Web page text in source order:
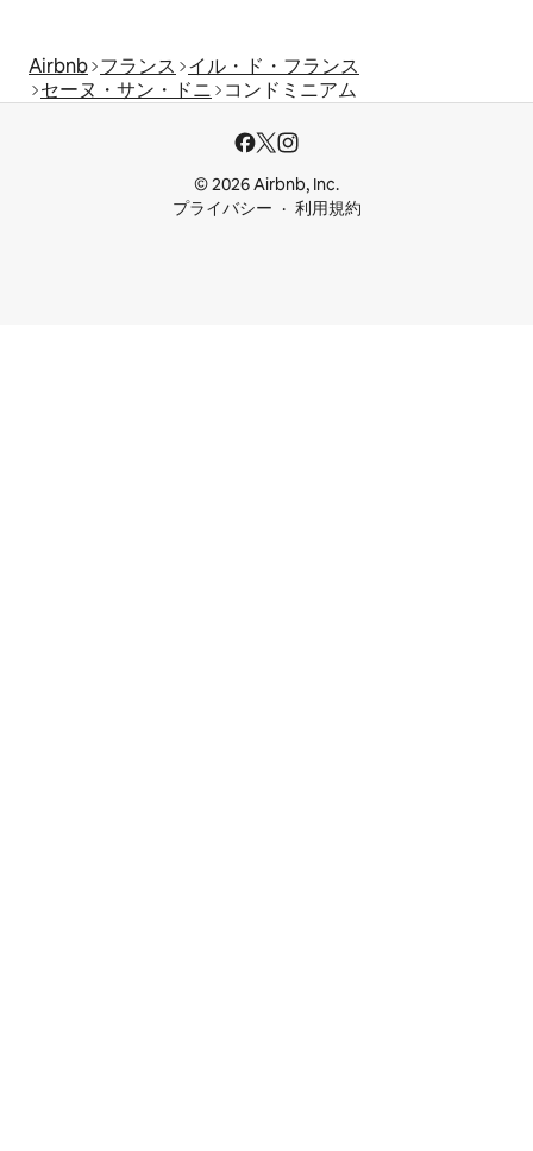
Airbnb フランス
イル・ド・フランス
セーヌ・サン・ドニ
コンドミニアム
© 2026 Airbnb, Inc.
プライバシー
利用規約